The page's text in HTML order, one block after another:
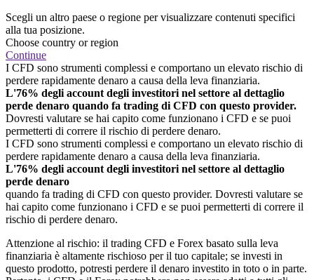
Scegli un altro paese o regione per visualizzare contenuti specifici
alla tua posizione.
Choose country or region
Continue
I CFD sono strumenti complessi e comportano un elevato rischio di
perdere rapidamente denaro a causa della leva finanziaria.
L'76% degli account degli investitori nel settore al dettaglio
perde denaro quando fa trading di CFD con questo provider.
Dovresti valutare se hai capito come funzionano i CFD e se puoi
permetterti di correre il rischio di perdere denaro.
I CFD sono strumenti complessi e comportano un elevato rischio di
perdere rapidamente denaro a causa della leva finanziaria.
L'76% degli account degli investitori nel settore al dettaglio
perde denaro
quando fa trading di CFD con questo provider. Dovresti valutare se
hai capito come funzionano i CFD e se puoi permetterti di correre il
rischio di perdere denaro.
Attenzione al rischio: il trading CFD e Forex basato sulla leva
finanziaria è altamente rischioso per il tuo capitale; se investi in
questo prodotto, potresti perdere il denaro investito in toto o in parte.